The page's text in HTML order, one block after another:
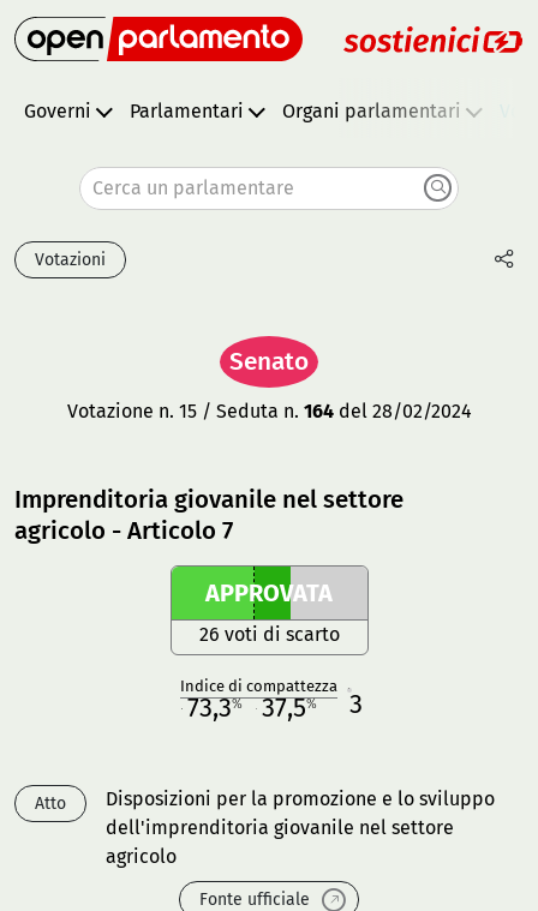
Governi Parlamentari Organi parlamentari
Cerca un parlamentare
Votazioni
Senato
Votazione n. 15 / Seduta n. 164del 28/02/2024
Imprenditoria giovanile nel settore
agricolo - Articolo 7
APPROVATA
26 voti di scarto
Indice di compattezza
73,3% 37,5% 3
Atto
Disposizioni per la promozione e lo sviluppo
dell'imprenditoria giovanile nel settore
agricolo
Fonte ufficiale